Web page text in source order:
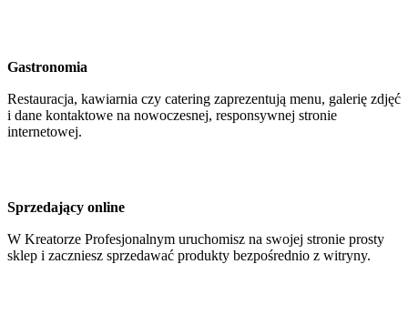
Gastronomia
Restauracja, kawiarnia czy catering zaprezentują menu, galerię zdjęć
i dane kontaktowe na nowoczesnej, responsywnej stronie
internetowej.
Sprzedający online
W Kreatorze Profesjonalnym uruchomisz na swojej stronie prosty
sklep i zaczniesz sprzedawać produkty bezpośrednio z witryny.